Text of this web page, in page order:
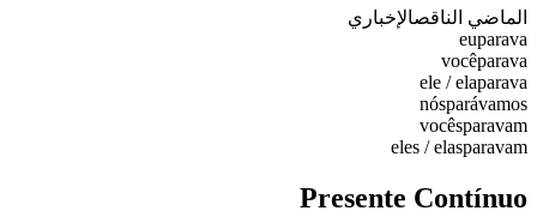
الماضي الناقصالإخباري
euparava
vocêparava
ele / elaparava
nósparávamos
vocêsparavam
eles / elasparavam
Presente Contínuo